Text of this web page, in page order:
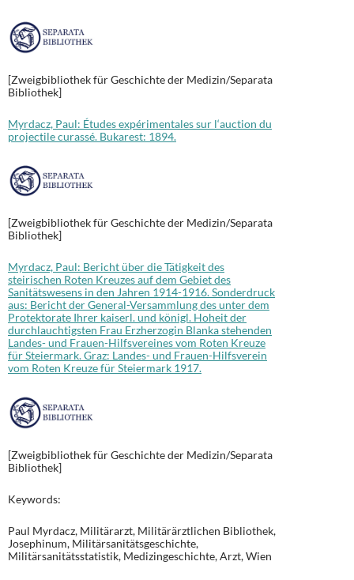
[Zweigbibliothek für Geschichte der Medizin/Separata
Bibliothek]
Myrdacz, Paul: Études expérimentales sur l‘auction du
projectile curassé. Bukarest: 1894.
[Zweigbibliothek für Geschichte der Medizin/Separata
Bibliothek]
Myrdacz, Paul: Bericht über die Tätigkeit des
steirischen Roten Kreuzes auf dem Gebiet des
Sanitätswesens in den Jahren 1914-1916. Sonderdruck
aus: Bericht der General-Versammlung des unter dem
Protektorate Ihrer kaiserl. und königl. Hoheit der
durchlauchtigsten Frau Erzherzogin Blanka stehenden
Landes- und Frauen-Hilfsvereines vom Roten Kreuze
für Steiermark. Graz: Landes- und Frauen-Hilfsverein
vom Roten Kreuze für Steiermark 1917.
[Zweigbibliothek für Geschichte der Medizin/Separata
Bibliothek]
Keywords:
Paul Myrdacz, Militärarzt, Militärärztlichen Bibliothek,
Josephinum, Militärsanitätsgeschichte,
Militärsanitätsstatistik, Medizingeschichte, Arzt, Wien